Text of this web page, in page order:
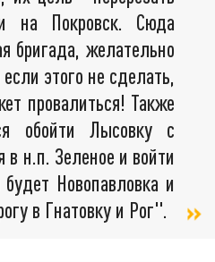
на Покровск. Сюда
бригада, желательно
этого не сделать,
провалиться! Также
обойти Лысовку с
в н.п. Зеленое и войти
Новопавловка и
в Гнатовку и Рог".